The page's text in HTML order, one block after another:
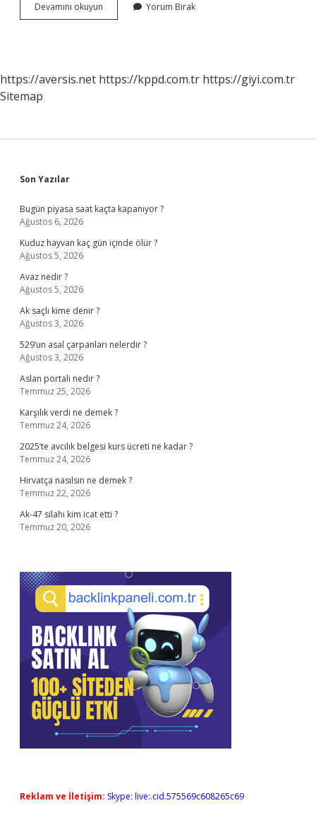
Devamını okuyun
Bar
Yorum Bırak
https://aversis.net https://kppd.com.tr https://giyi.com.tr
Sitemap
Sidebar
Son Yazılar
Bugün piyasa saat kaçta kapanıyor ?
Ağustos 6, 2026
Kuduz hayvan kaç gün içinde ölür ?
Ağustos 5, 2026
Avaz nedir ?
Ağustos 5, 2026
Ak saçlı kime denir ?
Ağustos 3, 2026
529’un asal çarpanları nelerdir ?
Ağustos 3, 2026
Aslan portali nedir ?
Temmuz 25, 2026
Karşılık verdi ne demek ?
Temmuz 24, 2026
2025’te avcılık belgesi kurs ücreti ne kadar ?
Temmuz 24, 2026
Hirvatça nasılsın ne demek ?
Temmuz 22, 2026
Ak-47 silahı kim icat etti ?
Temmuz 20, 2026
Reklam ve İletişim: Skype: live:.cid.575569c608265c69